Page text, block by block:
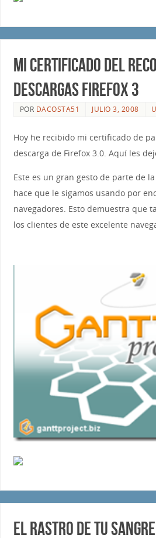
Mi Certificado del
Descargas Firefox 3
POR DACOSTA51 JULIO 3, 2008
Hoy he recibido mi certificado de
descarga de Firefox 3.0. Aquí les
Este es un gran gesto de parte de
hace que le sigamos usando por
navegadores. Esto demuestra que
los clientes de este excelente
El rastro de tu